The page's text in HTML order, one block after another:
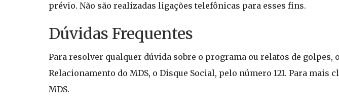
prévio. Não são realizadas ligações telefônicas para esses fins.
Dúvidas Frequentes
Para resolver qualquer dúvida sobre o programa ou relatos de
Relacionamento do MDS, o Disque Social, pelo número 121. Para mais
MDS.